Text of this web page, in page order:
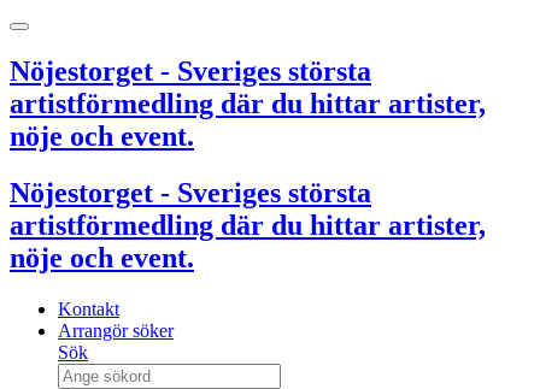
Nöjestorget - Sveriges största
artistförmedling där du hittar artister,
nöje och event.
Nöjestorget - Sveriges största
artistförmedling där du hittar artister,
nöje och event.
Kontakt
Arrangör söker
Sök